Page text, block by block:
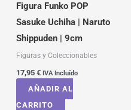
Figura Funko POP
Sasuke Uchiha | Naruto
Shippuden | 9cm
Figuras y Coleccionables
17,95 € IVA Incluído
AÑADIR AL
CARRITO